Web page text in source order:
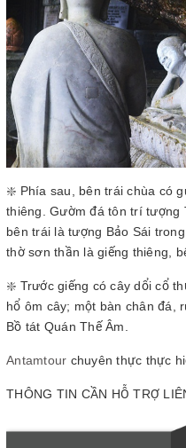
❇️ Phía sau, bên trái chùa có
thiêng. G­ườm đá tôn trí tượng
bên trái là t­ượng Bảo Sái
thờ sơn thần là giếng thiêng,
❇️ Trước giếng có cây dổi cổ
hổ ôm cây; một bàn chân đá,
Bồ tát Quán Thế Âm.
Antamtour chuyên thực thực
THÔNG TIN CẦN HỖ TRỢ